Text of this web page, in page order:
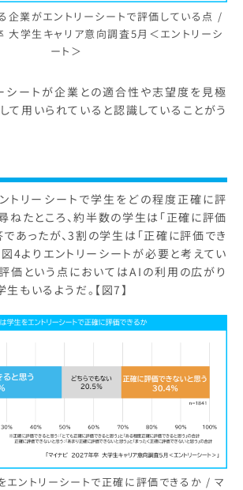
企業がエントリーシートで評価している点 /
大学生キャリア意向調査5月＜エントリーシ
ート＞
シートが企業との適合性や志望度を見極
て用いられていると認識していることがう
トリーシートで学生をどの程度正確に評
ねたところ、約半数の学生は「正確に評価
であったが、3割の学生は「正確に評価でき
図4よりエントリーシートが必要と考えてい
価という点においてはAIの利用の広がり
もいるようだ。【図7】
エントリーシートで正確に評価できるか / マ